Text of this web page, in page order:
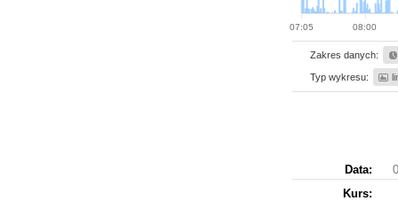
07:05 08:00
Zakres danych:
Typ wykresu:
Data:
Kurs: